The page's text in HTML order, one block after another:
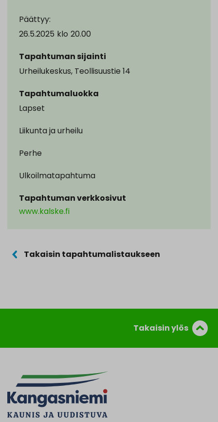
Päättyy:
26.5.2025 klo 20.00
Tapahtuman sijainti
Urheilukeskus, Teollisuustie 14
Tapahtumaluokka
Lapset
Liikunta ja urheilu
Perhe
Ulkoilmatapahtuma
Tapahtuman verkkosivut
www.kalske.fi
Takaisin tapahtumalistaukseen
Takaisin ylös